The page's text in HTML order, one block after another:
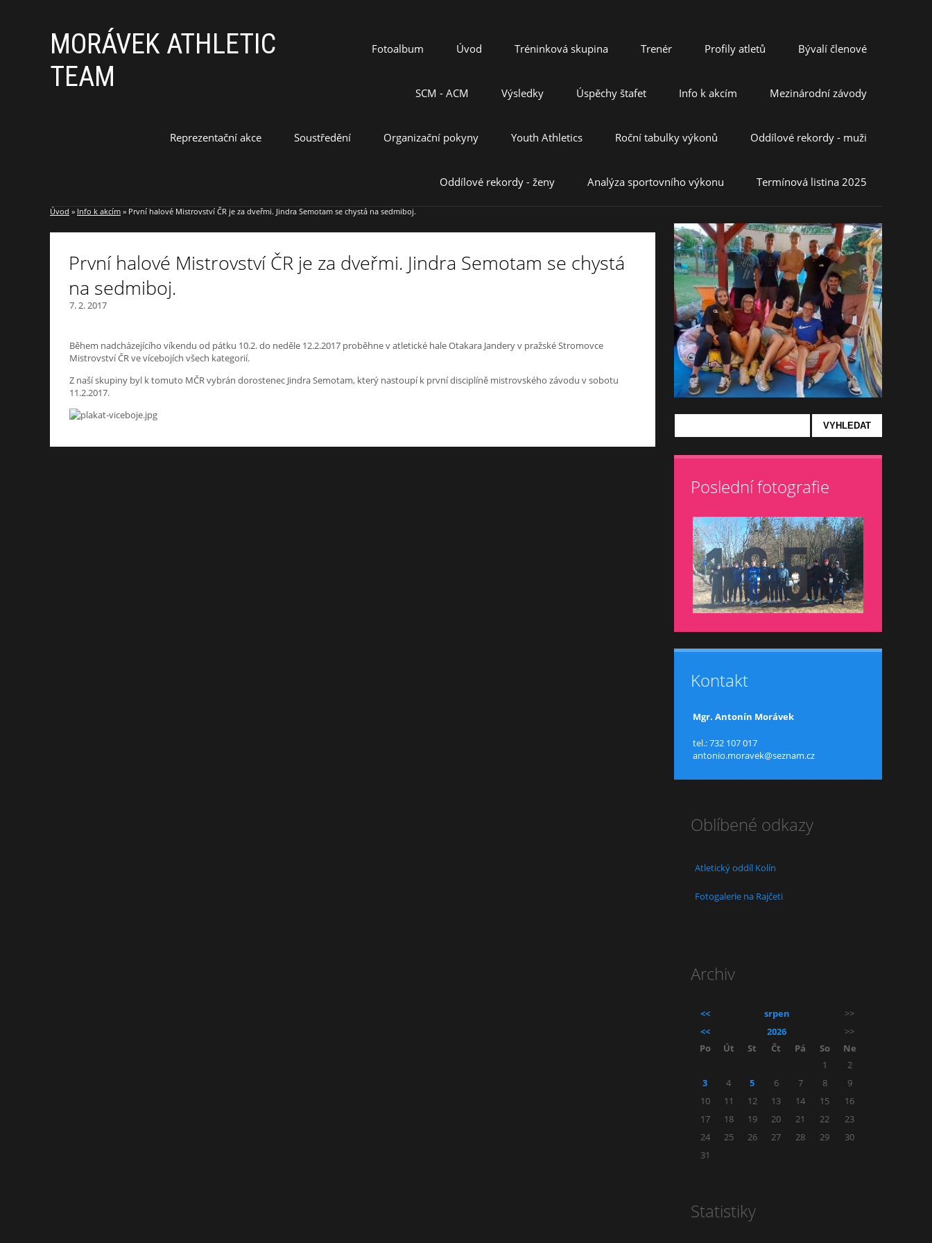
MORÁVEK ATHLETIC
TEAM
Fotoalbum Úvod Tréninková skupina Trenér Profily atletů Bývalí členové
SCM - ACM Výsledky Úspěchy štafet Info k akcím Mezinárodní závody
Reprezentační akce Soustředění Organizační pokyny Youth Athletics Roční tabulky výkonů Oddílové rekordy - muži
Oddílové rekordy - ženy Analýza sportovního výkonu Termínová listina 2025
Úvod » Info k akcím » První halové Mistrovství ČR je za dveřmi. Jindra Semotam se chystá na sedmiboj.
První halové Mistrovství ČR je za dveřmi. Jindra Semotam se chystá
na sedmiboj.
7. 2. 2017
Během nadcházejícího víkendu od pátku 10.2. do neděle 12.2.2017 proběhne v atletické hale Otakara Jandery v pražské Stromovce
Mistrovství ČR ve vícebojích všech kategorií.
Z naší skupiny byl k tomuto MČR vybrán dorostenec Jindra Semotam, který nastoupí k první disciplíně mistrovského závodu v sobotu
11.2.2017.
Poslední fotografie
Kontakt
Mgr. Antonín Morávek
tel.: 732 107 017
antonio.moravek@seznam.cz
Oblíbené odkazy
Atletický oddíl Kolín
Fotogalerie na Rajčeti
Archiv
<< srpen
>>
<<
2026
>>
Po
Út St Čt Pá So
Ne
1
2
3
4 5 6 7 8
9
10
11 12 13 14 15
16
17
18 19 20 21 22
23
24
25 26 27 28 29
30
31
Statistiky